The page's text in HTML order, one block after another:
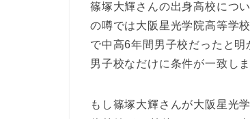
篠塚大輝さんの出身高校につ
の噂では大阪星光学院高等学
で中高6年間男子校だったと
男子校なだけに条件が一致しま
もし篠塚大輝さんが大阪星光